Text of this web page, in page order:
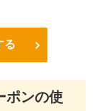
る
ポンの使